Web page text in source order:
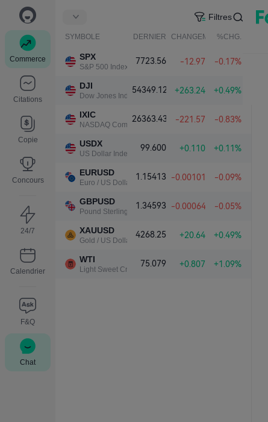
Commerce
Citations
Copie
Concours
24/7
Calendrier
F&Q
Chat
Filtres
SYMBOLE DERNIER CHANGEMENT NET.
%CHG.
SPX
S&P 500 Index
7723.56 -12.97 -0.17%
DJI
Dow Jones Industrial Average
54349.12 +263.24 +0.49%
IXIC
NASDAQ Composite Index
26363.43 -221.57 -0.83%
USDX
US Dollar Index
99.600 +0.110 +0.11%
EURUSD
Euro / US Dollar
1.15413 -0.00101 -0.09%
GBPUSD
Pound Sterling / US Dollar
1.34593 -0.00064 -0.05%
XAUUSD
Gold / US Dollar
4268.25 +20.64 +0.49%
WTI
Light Sweet Crude Oil
75.079 +0.807 +1.09%